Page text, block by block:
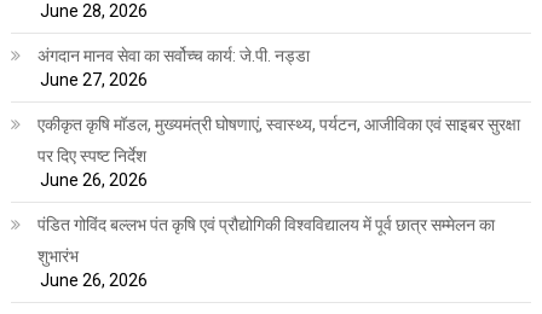
June 28, 2026
अंगदान मानव सेवा का सर्वोच्च कार्य: जे.पी. नड्डा
June 27, 2026
एकीकृत कृषि मॉडल, मुख्यमंत्री घोषणाएं, स्वास्थ्य, पर्यटन, आजीविका एवं साइबर सुरक्षा
पर दिए स्पष्ट निर्देश
June 26, 2026
पंडित गोविंद बल्लभ पंत कृषि एवं प्रौद्योगिकी विश्वविद्यालय में पूर्व छात्र सम्मेलन का
शुभारंभ
June 26, 2026